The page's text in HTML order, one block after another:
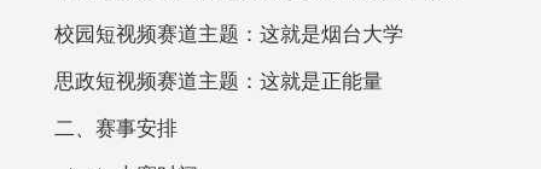
校园短视频赛道主题：这就是烟台大学
思政短视频赛道主题：这就是正能量
二、 赛事安排